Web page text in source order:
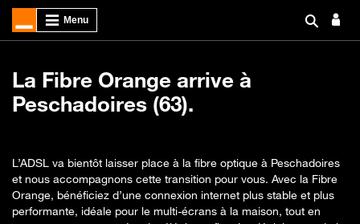
La Fibre Orange arrive à
Peschadoires (63).
L’ADSL va bientôt laisser place à la fibre optique à Peschadoires
et nous accompagnons cette transition pour vous. Avec la Fibre
Orange, bénéficiez d’une connexion internet plus stable et plus
performante, idéale pour le multi-écrans à la maison, tout en